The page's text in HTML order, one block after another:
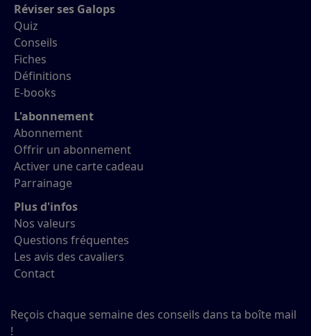
Réviser ses Galops
Quiz
Conseils
Fiches
Définitions
E-books
L'abonnement
Abonnement
Offrir un abonnement
Activer une carte cadeau
Parrainage
Plus d'infos
Nos valeurs
Questions fréquentes
Les avis des cavaliers
Contact
Reçois chaque semaine des conseils dans ta boîte mail
!